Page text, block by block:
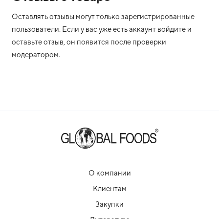
Оставлять отзывы могут только зарегистрированные
пользователи. Если у вас уже есть аккаунт войдите и
оставьте отзыв, он появится после проверки
модератором.
О компании
Клиентам
Закупки